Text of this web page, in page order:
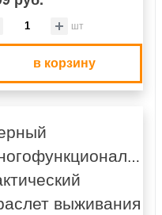
шт
в корзину
выживания